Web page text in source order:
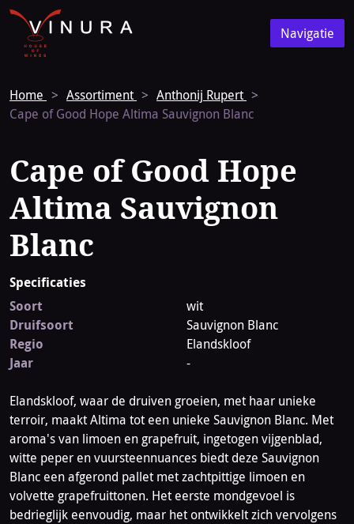
Vinura
Navigatie
Navigatie
Home Assortiment
Anthonij Rupert
Cape of Good Hope Altima Sauvignon Blanc
Cape of Good Hope
Altima Sauvignon
Blanc
Specificaties
Soort
wit
Druifsoort
Sauvignon Blanc
Regio
Elandskloof
Jaar
-
Elandskloof, waar de druiven groeien, met haar unieke
terroir, maakt Altima tot een unieke Sauvignon Blanc. Met
aroma's van limoen en grapefruit, ingetogen vijgenblad,
witte peper en vuursteennuances biedt deze Sauvignon
Blanc een afgerond pallet met zachtpittige limoen en
volvette grapefruittonen. Het eerste mondgevoel is
bedrieglijk eenvoudig, maar het ontwikkelt zich vervolgens